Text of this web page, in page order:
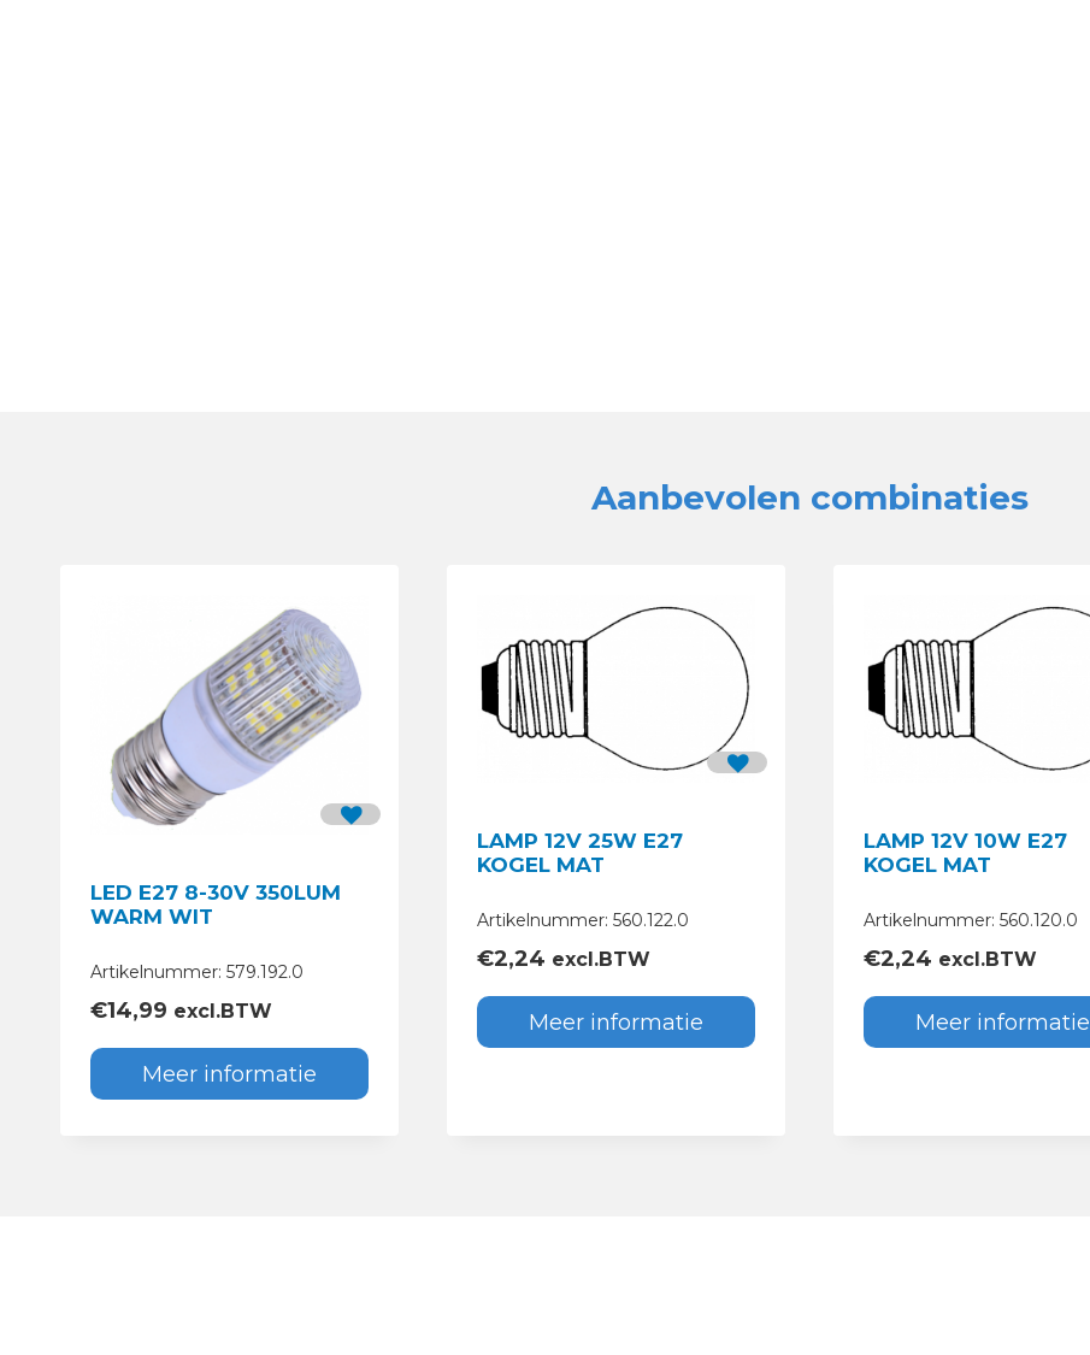
Aanbevolen combinaties
LED E27 8-30V 350LUM
WARM WIT
Artikelnummer: 579.192.0
€14,99 excl.BTW
Meer informatie
LAMP 12V 25W E27
KOGEL MAT
Artikelnummer: 560.122.0
€2,24 excl.BTW
Meer informatie
LAMP 12V 10W E27
KOGEL MAT
Artikelnummer: 560.120.0
€2,24 excl.BTW
Meer informatie